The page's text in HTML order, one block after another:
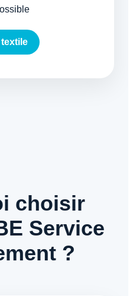
choisir
Service
?